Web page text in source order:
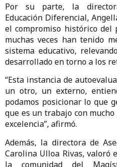
Por su parte, la
Educación Diferencial,
el compromiso histórico del
muchas veces han tenido
sistema educativo,
desarrollado en torno a los
“Esta instancia de
un otro, un externo,
podamos posicionar lo que
que es un trabajo con
excelencia”, afirmó.
Además, la directora de
Carolina Ulloa Rivas, valoró
la comunidad del